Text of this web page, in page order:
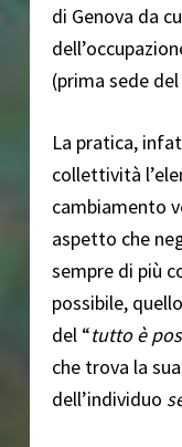
di Genova da
(prima sede
La pratica,
collettività
cambiamento
aspetto che
sempre di più
possibile,
del “tutto è
che trova la
dell’individuo